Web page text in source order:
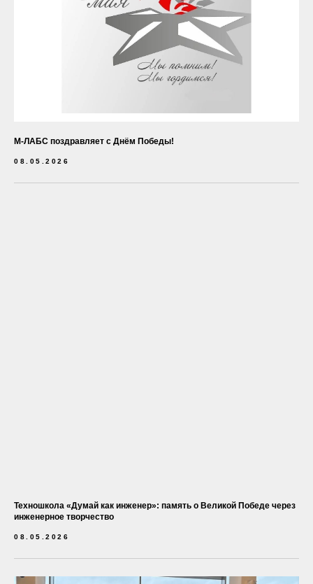
М-ЛАБС поздравляет с Днём Победы!
08.05.2026
Техношкола «Думай как инженер»: память о Великой Победе через
инженерное творчество
08.05.2026